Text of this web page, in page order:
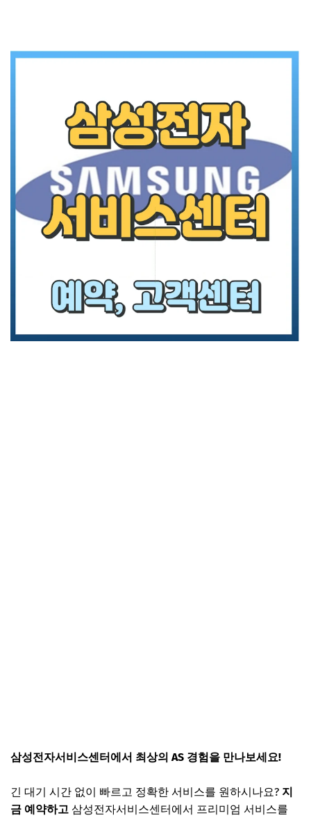
삼성전자서비스센터에서 최상의 AS 경험을 만나보세요!
긴 대기 시간 없이 빠르고 정확한 서비스를 원하시나요? 지
금 예약하고 삼성전자서비스센터에서 프리미엄 서비스를